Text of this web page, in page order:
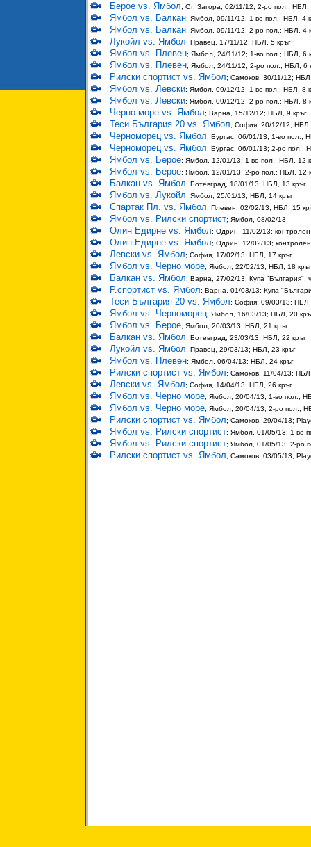
Берое vs. Ямбол; Ст. Загора, 02/11/12; 2-ро пол.; НБЛ,
Ямбол vs. Балкан; Ямбол, 09/11/12; 1-во пол.; НБЛ, 4
Ямбол vs. Балкан; Ямбол, 09/11/12; 2-ро пол.; НБЛ, 4
Лукойл vs. Ямбол; Правец, 17/11/12; НБЛ, 5 кръг
Ямбол vs. Плевен; Ямбол, 24/11/12; 1-во пол.; НБЛ, 6
Ямбол vs. Плевен; Ямбол, 24/11/12; 2-ро пол.; НБЛ, 6
Рилски спортист vs. Ямбол; Самоков, 30/11/12;
Ямбол vs. Левски; Ямбол, 09/12/12; 1-во пол.; НБЛ, 8
Ямбол vs. Левски; Ямбол, 09/12/12; 2-ро пол.; НБЛ, 8
Черно море vs. Ямбол; Варна, 15/12/12; НБЛ, 9 кръг
Теси България 20 vs. Ямбол; София, 20/12/12; НБЛ,
Черноморец vs. Ямбол; Бургас, 06/01/13; 1-во пол.;
Черноморец vs. Ямбол; Бургас, 06/01/13; 2-ро пол.;
Ямбол vs. Берое; Ямбол, 12/01/13; 1-во пол.; НБЛ, 12
Ямбол vs. Берое; Ямбол, 12/01/13; 2-ро пол.; НБЛ, 12
Балкан vs. Ямбол; Ботевград, 18/01/13; НБЛ, 13 кръг
Ямбол vs. Лукойл; Ямбол, 25/01/13; НБЛ, 14 кръг
Спартак Пл. vs. Ямбол; Плевен, 02/02/13; НБЛ, 15
Ямбол vs. Рилски спортист; Ямбол, 08/02/13
Олин Едирне vs. Ямбол; Одрин, 11/02/13;
Олин Едирне vs. Ямбол; Одрин, 12/02/13;
Левски vs. Ямбол; София, 17/02/13; НБЛ, 17 кръг
Ямбол vs. Черно море; Ямбол, 22/02/13; НБЛ, 18 кръг
Балкан vs. Ямбол; Варна, 27/02/13; Купа "България",
Р.спортист vs. Ямбол; Варна, 01/03/13; Купа
Теси България 20 vs. Ямбол; София, 09/03/13; НБЛ,
Ямбол vs. Черноморец; Ямбол, 16/03/13; НБЛ, 20
Ямбол vs. Берое; Ямбол, 20/03/13; НБЛ, 21 кръг
Балкан vs. Ямбол; Ботевград, 23/03/13; НБЛ, 22 кръг
Лукойл vs. Ямбол; Правец, 29/03/13; НБЛ, 23 кръг
Ямбол vs. Плевен; Ямбол, 06/04/13; НБЛ, 24 кръг
Рилски спортист vs. Ямбол; Самоков, 11/04/13;
Левски vs. Ямбол; София, 14/04/13; НБЛ, 26 кръг
Ямбол vs. Черно море; Ямбол, 20/04/13; 1-во пол.;
Ямбол vs. Черно море; Ямбол, 20/04/13; 2-ро пол.;
Рилски спортист vs. Ямбол; Самоков, 29/04/13;
Ямбол vs. Рилски спортист; Ямбол, 01/05/13; 1-во
Ямбол vs. Рилски спортист; Ямбол, 01/05/13; 2-ро
Рилски спортист vs. Ямбол; Самоков, 03/05/13;